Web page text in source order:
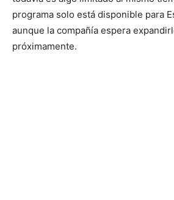
programa solo está disponible para
aunque la compañía espera
próximamente.